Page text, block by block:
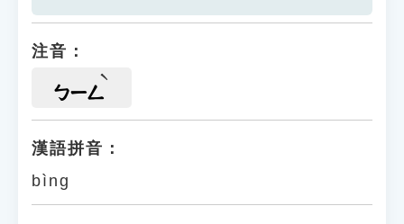
注音：
ㄅㄧㄥ
漢語拼音：
bìng